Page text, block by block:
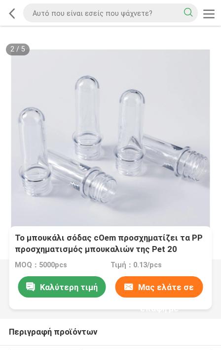
2/ 5
Το μπουκάλι σόδας cOem προσχηματίζει τα PP
προσχηματισμός μπουκαλιών της Pet 20
λίτρου
MOQ：5000pcs Τιμή：0.13/pcs
Καλύτερη τιμή Μας ελάτε σε
επαφή με
Περιγραφή προϊόντων